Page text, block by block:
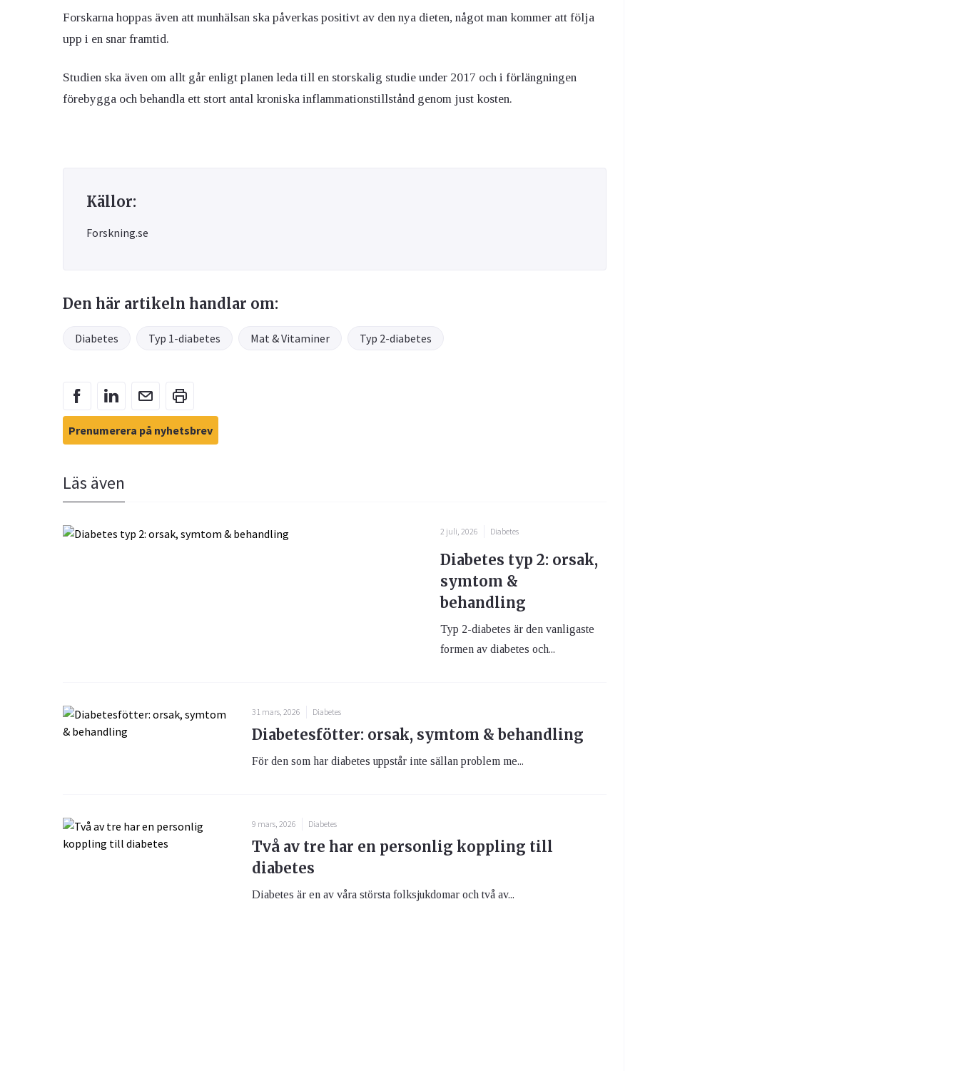
Forskarna hoppas även att munhälsan ska påverkas positivt av den nya dieten, något man kommer att följa
upp i en snar framtid.
Studien ska även om allt går enligt planen leda till en storskalig studie under 2017 och i förlängningen
förebygga och behandla ett stort antal kroniska inflammationstillstånd genom just kosten.
Källor:
Forskning.se
Den här artikeln handlar om:
Diabetes Typ 1-diabetes Mat & Vitaminer Typ 2-diabetes
Prenumerera på nyhetsbrev
Läs även
2 juli, 2026 Diabetes
Diabetes typ 2: orsak,
symtom &
behandling
Typ 2-diabetes är den vanligaste
formen av diabetes och...
31 mars, 2026 Diabetes
Diabetesfötter: orsak, symtom & behandling
För den som har diabetes uppstår inte sällan problem me...
9 mars, 2026 Diabetes
Två av tre har en personlig koppling till
diabetes
Diabetes är en av våra största folksjukdomar och två av...